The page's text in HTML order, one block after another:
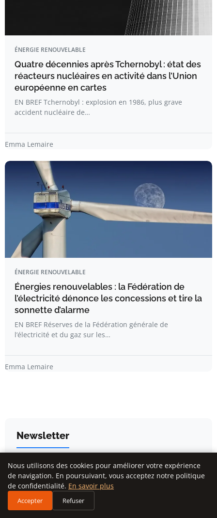
ÉNERGIE RENOUVELABLE
Quatre décennies après Tchernobyl : état des
réacteurs nucléaires en activité dans l’Union
européenne en cartes
EN BREF Tchernobyl : explosion en 1986, plus grave
accident nucléaire de…
Emma Lemaire
ÉNERGIE RENOUVELABLE
Énergies renouvelables : la Fédération de
l’électricité dénonce les concessions et tire la
sonnette d’alarme
EN BREF Réserves de la Fédération générale de
l’électricité et du gaz sur les…
Emma Lemaire
Newsletter
Inscrivez-vous pour recevoir nos derniers articles
directement dans votre boîte mail.
Nous utilisons des cookies pour améliorer votre expérience
de navigation. En poursuivant, vous acceptez notre politique
de confidentialité. En savoir plus
Accepter Refuser